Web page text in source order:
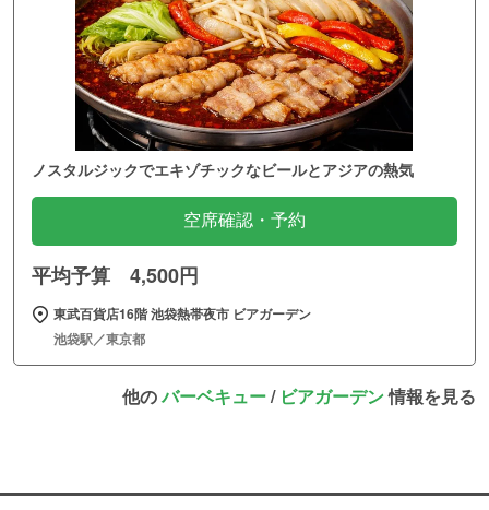
ノスタルジックでエキゾチックなビールとアジアの熱気
空席確認・予約
平均予算 4,500円
東武百貨店16階 池袋熱帯夜市 ビアガーデン
池袋駅／東京都
他のバーベキュー/ ビアガーデン情報を見る